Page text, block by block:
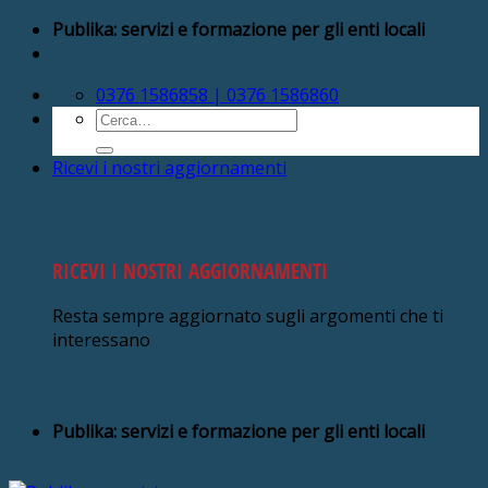
Salta Publika: servizi e formazione per gli enti locali
0376 1586858 | 0376 1586860
Cerca:
Ricevi i nostri aggiornamenti
RICEVI I NOSTRI AGGIORNAMENTI
Resta sempre aggiornato sugli argomenti che ti
interessano
Publika: servizi e formazione per gli enti locali